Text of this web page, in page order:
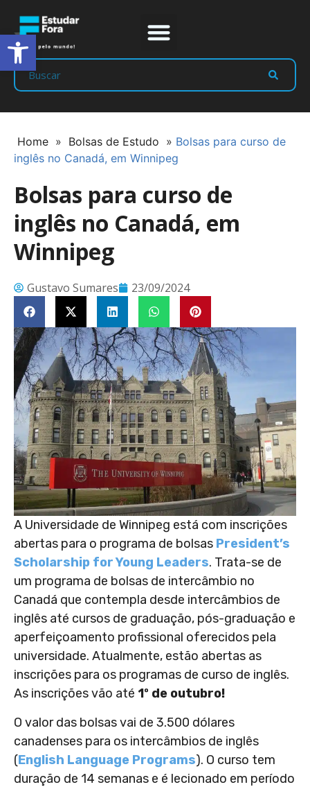
Home » Bolsas de Estudo » Bolsas para curso de
inglês no Canadá, em Winnipeg
Bolsas para curso de
inglês no Canadá, em
Winnipeg
Gustavo Sumares 23/09/2024
A Universidade de Winnipeg está com inscrições
abertas para o programa de bolsas President’s
Scholarship for Young Leaders. Trata-se de
um programa de bolsas de intercâmbio no
Canadá que contempla desde intercâmbios de
inglês até cursos de graduação, pós-graduação e
aperfeiçoamento profissional oferecidos pela
universidade. Atualmente, estão abertas as
inscrições para os programas de curso de inglês.
As inscrições vão até 1º de outubro!
O valor das bolsas vai de 3.500 dólares
canadenses para os intercâmbios de inglês
(English Language Programs). O curso tem
duração de 14 semanas e é lecionado em período
Abrir a barra de ferramentas